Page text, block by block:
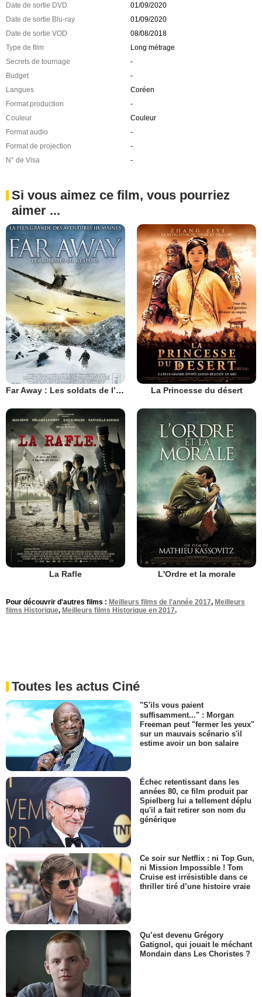
Date de sortie DVD
01/09/2020
Date de sortie Blu-ray
01/09/2020
Date de sortie VOD
08/08/2018
Type de film
Long métrage
Secrets de tournage
-
Budget
-
Langues
Coréen
Format production
-
Couleur
Couleur
Format audio
-
Format de projection
-
N° de Visa
-
Si vous aimez ce film, vous pourriez
aimer ...
Far Away : Les soldats de l’espoir La Princesse du désert
La Rafle L'Ordre et la morale
Pour découvrir d'autres films : Meilleurs films de l'année 2017, Meilleurs
films Historique, Meilleurs films Historique en 2017.
Toutes les actus Ciné
"S'ils vous paient
suffisamment..." : Morgan
Freeman peut "fermer les yeux"
sur un mauvais scénario s'il
estime avoir un bon salaire
Échec retentissant dans les
années 80, ce film produit par
Spielberg lui a tellement déplu
qu'il a fait retirer son nom du
générique
Ce soir sur Netflix : ni Top Gun,
ni Mission Impossible ! Tom
Cruise est irrésistible dans ce
thriller tiré d’une histoire vraie
Qu’est devenu Grégory
Gatignol, qui jouait le méchant
Mondain dans Les Choristes ?